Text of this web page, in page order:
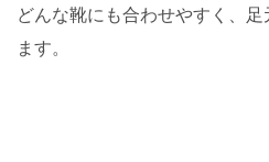
どんな靴にも合わせやすく、
ます。